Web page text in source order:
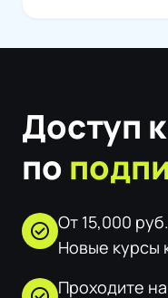
Доступ
по
check_circle От 15,000
Новые курсы
Проходите